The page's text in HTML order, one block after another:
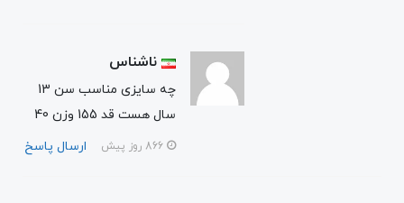
ناشناس
چه سایزی مناسب سن 13
سال هست قد 155 وزن 40
ارسال پاسخ